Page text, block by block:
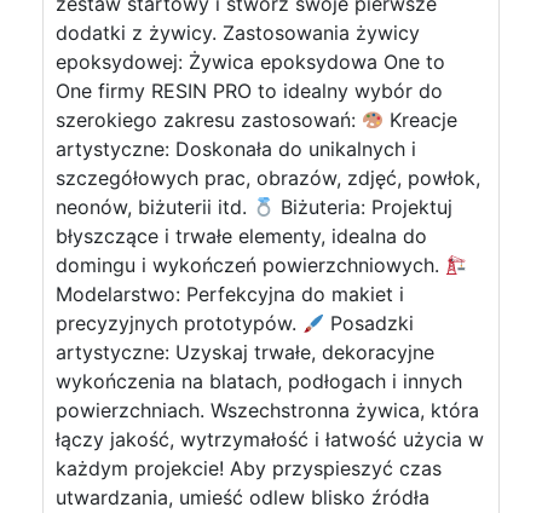
dodatki z żywicy. Zastosowania żywicy
epoksydowej: Żywica epoksydowa One to
One firmy RESIN PRO to idealny wybór do
szerokiego zakresu zastosowań:
Kreacje
artystyczne: Doskonała do unikalnych i
szczegółowych prac, obrazów, zdjęć, powłok,
neonów, biżuterii itd.
Biżuteria: Projektuj
błyszczące i trwałe elementy, idealna do
domingu i wykończeń powierzchniowych.
Modelarstwo: Perfekcyjna do makiet i
precyzyjnych prototypów.
Posadzki
artystyczne: Uzyskaj trwałe, dekoracyjne
wykończenia na blatach, podłogach i innych
powierzchniach. Wszechstronna żywica, która
łączy jakość, wytrzymałość i łatwość użycia w
każdym projekcie! Aby przyspieszyć czas
utwardzania, umieść odlew blisko źródła